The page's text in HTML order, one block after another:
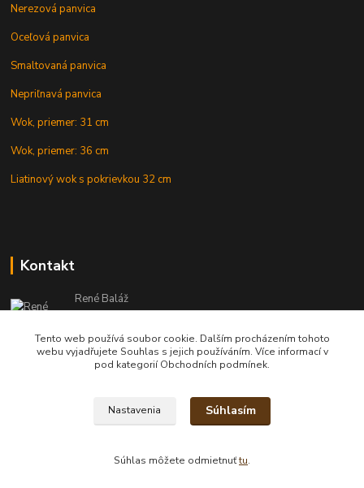
Nerezová panvica
Oceľová panvica
Smaltovaná panvica
Nepriľnavá panvica
Wok, priemer: 31 cm
Wok, priemer: 36 cm
Liatinový wok s pokrievkou 32 cm
Kontakt
René Baláž
Eshop: +421 902 212 007
od 8:00 - do 16:00 hod
info@kotlikyshop.sk
Copyright © 2014-2030 KOTLIKYSHOP.sk, všetky práva vyhradené
Tento web používá soubor cookie. Dalším procházením tohoto
webu vyjadřujete Souhlas s jejich používáním. Více informací v
pod kategorií Obchodních podmínek.
Nastavenia Súhlasím
Súhlas môžete odmietnuťtu.